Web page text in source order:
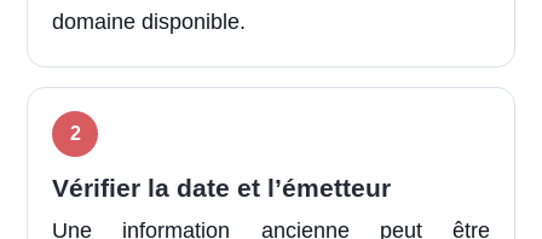
domaine disponible.
Vérifier la date et l’émetteur
Une information ancienne peut être